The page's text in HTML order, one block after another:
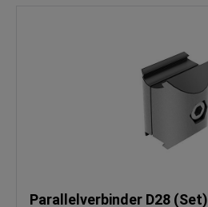
Parallelverbinder D28 (Set)